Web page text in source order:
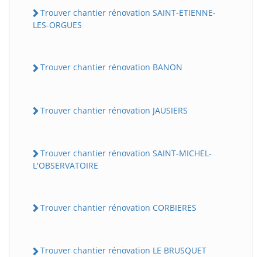
Trouver chantier rénovation SAINT-ETIENNE-
LES-ORGUES
Trouver chantier rénovation BANON
Trouver chantier rénovation JAUSIERS
Trouver chantier rénovation SAINT-MICHEL-
L'OBSERVATOIRE
Trouver chantier rénovation CORBIERES
Trouver chantier rénovation LE BRUSQUET